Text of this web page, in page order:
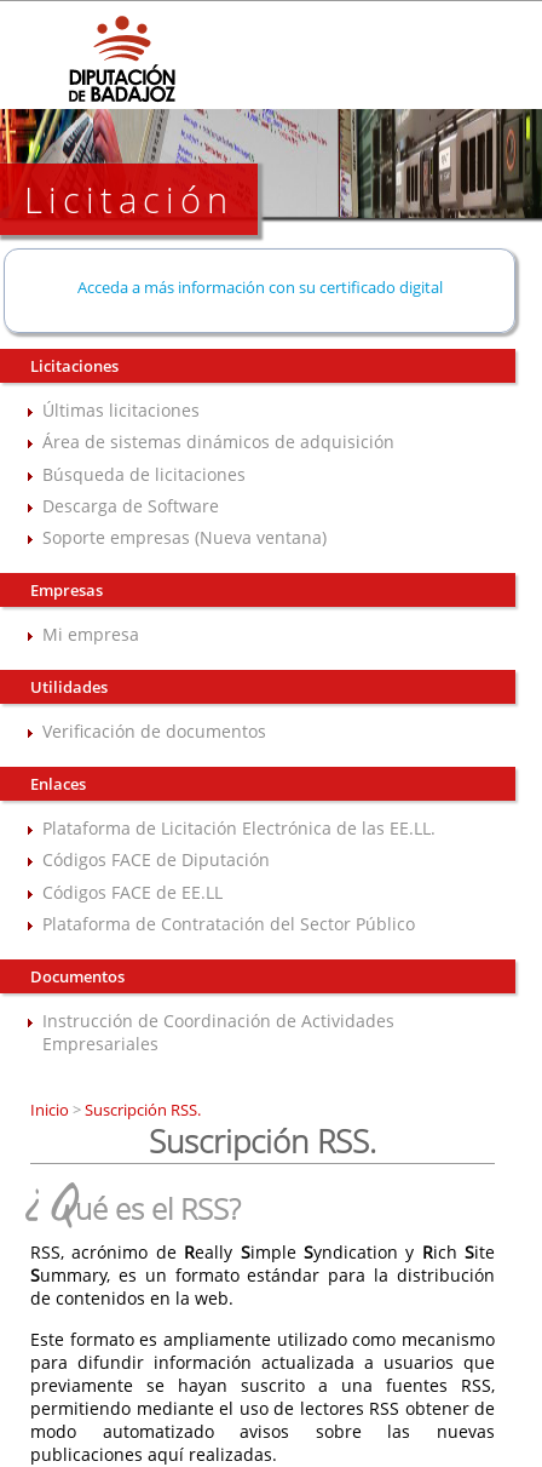
Licitación
Acceda a más información con su certificado digital
Licitaciones
Últimas licitaciones
Área de sistemas dinámicos de adquisición
Búsqueda de licitaciones
Descarga de Software
Soporte empresas (Nueva ventana)
Empresas
Mi empresa
Utilidades
Verificación de documentos
Enlaces
Plataforma de Licitación Electrónica de las EE.LL.
Códigos FACE de Diputación
Códigos FACE de EE.LL
Plataforma de Contratación del Sector Público
Documentos
Instrucción de Coordinación de Actividades
Empresariales
Inicio >Suscripción RSS.
Suscripción RSS.
¿Qué es el RSS?
RSS, acrónimo de Really Simple Syndication y RichSite
Summary, es un formato estándar para la distribución
de contenidos en la web.
Este formato es ampliamente utilizado como mecanismo
para difundir información actualizada a usuarios que
previamente se hayan suscrito a una fuentes RSS,
permitiendo mediante el uso de lectores RSS obtener de
modo automatizado avisos sobre las nuevas
publicaciones aquí realizadas.